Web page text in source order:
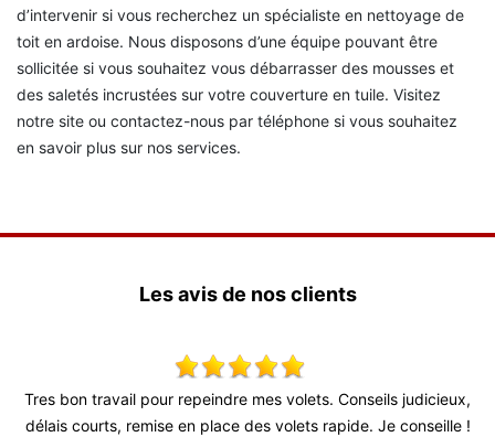
d’intervenir si vous recherchez un spécialiste en nettoyage de
toit en ardoise. Nous disposons d’une équipe pouvant être
sollicitée si vous souhaitez vous débarrasser des mousses et
des saletés incrustées sur votre couverture en tuile. Visitez
notre site ou contactez-nous par téléphone si vous souhaitez
en savoir plus sur nos services.
Les avis de nos clients
bon travail pour repeindre mes volets. Conseils judicieux,
courts, remise en place des volets rapide. Je conseille !
Très